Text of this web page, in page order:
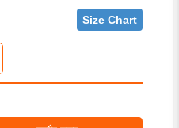
Size Chart